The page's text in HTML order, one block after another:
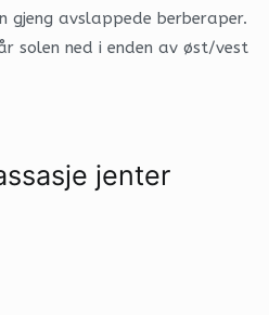
gjeng avslappede berberaper.
solen ned i enden av øst/vest
jenter